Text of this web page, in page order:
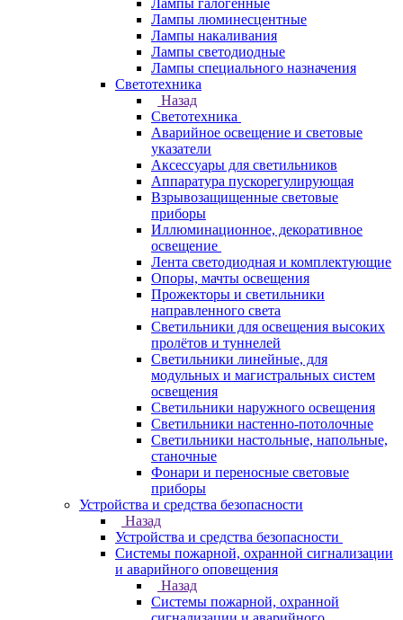
Лампы галогенные
Лампы люминесцентные
Лампы накаливания
Лампы светодиодные
Лампы специального назначения
Светотехника
Назад
Светотехника
Аварийное освещение и световые
указатели
Аксессуары для светильников
Аппаратура пускорегулирующая
Взрывозащищенные световые
приборы
Иллюминационное, декоративное
освещение
Лента светодиодная и комплектующие
Опоры, мачты освещения
Прожекторы и светильники
направленного света
Светильники для освещения высоких
пролётов и туннелей
Светильники линейные, для
модульных и магистральных систем
освещения
Светильники наружного освещения
Светильники настенно-потолочные
Светильники настольные, напольные,
станочные
Фонари и переносные световые
приборы
Устройства и средства безопасности
Назад
Устройства и средства безопасности
Системы пожарной, охранной сигнализации
и аварийного оповещения
Назад
Системы пожарной, охранной